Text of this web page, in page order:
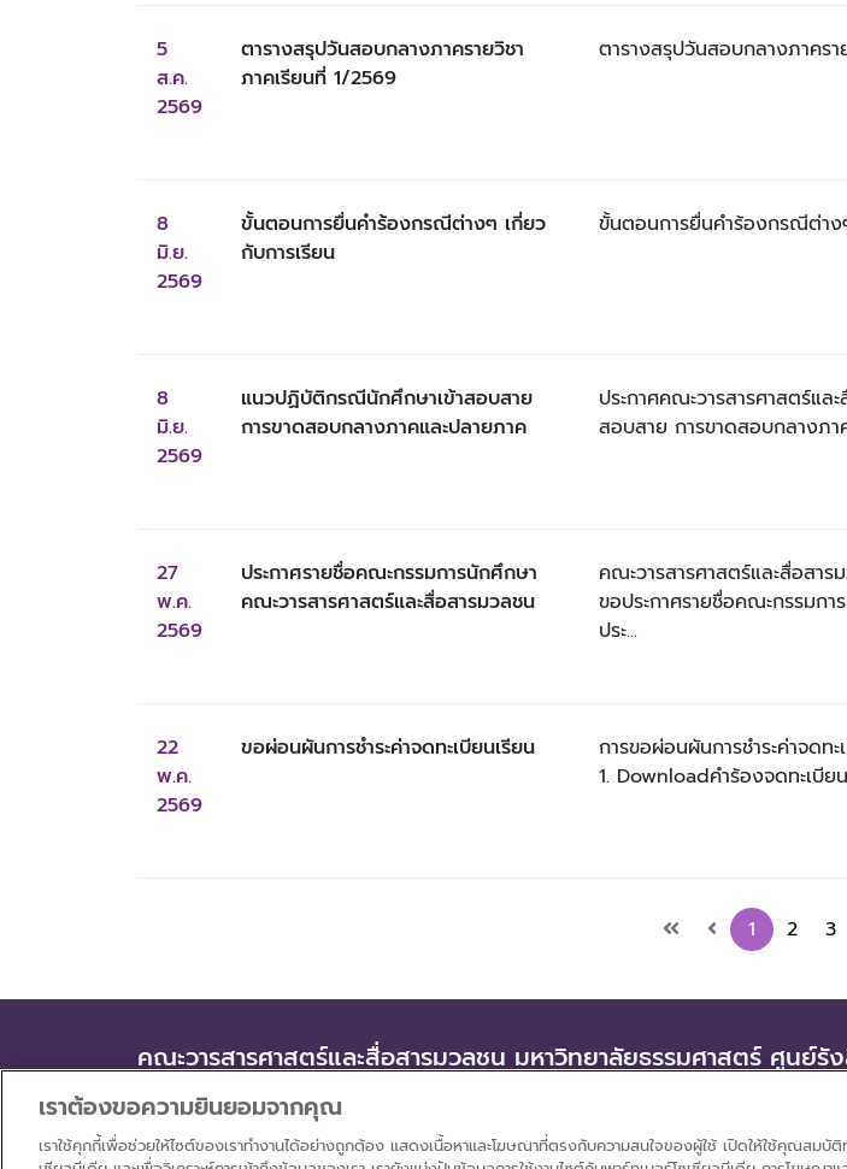
5
ส.ค.
2569
ตารางสรุปวันสอบกลางภาครายวิชา
ภาคเรียนที่ 1/2569
ตารางสรุปวันสอบกลางภาคร
8
มิ.ย.
2569
ขั้นตอนการยื่นคำร้องกรณีต่างๆ เกี่ยว
กับการเรียน
ขั้นตอนการยื่นคำร้องกรณีต่า
8
มิ.ย.
2569
แนวปฏิบัติกรณีนักศึกษาเข้าสอบสาย
การขาดสอบกลางภาคและปลายภาค
ประกาศคณะวารสารศาสตร์แ
สอบสาย การขาดสอบกลางภา
27
พ.ค.
2569
ประกาศรายชื่อคณะกรรมการนักศึกษา
คณะวารสารศาสตร์และสื่อสารมวลชน
คณะวารสารศาสตร์และสื่อสาร
ขอประกาศรายชื่อคณะกรรมก
ประ...
22
พ.ค.
2569
ขอผ่อนผันการชำระค่าจดทะเบียนเรียน
การขอผ่อนผันการชำระค่าจดทะ
1. Downloadคำร้องจดทะเบี
1 2 3
คณะวารสารศาสตร์และสื่อสารมวลชน มหาวิทยาลัยธรรมศาสตร์ ศูนย์รั
99 หมู่ 18 ถนนพหลโยธิน ตำบลคลองหนึ่ง อำเภอคลองหลวง จังหวัดปทุมธานี 12120
เราต้องขอความยินยอมจากคุณ
เราใช้คุกกี้เพื่อช่วยให้ไซต์ของเราทำงานได้อย่างถูกต้อง แสดงเนื้อหาและโฆษณาที่ตรงกับความสนใจของผู้ใช้ เปิดให้ใช้คุณสมบัติ